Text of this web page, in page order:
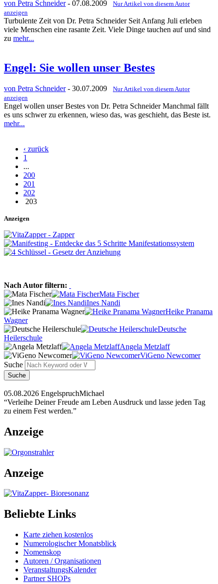
von Petra Schneider- 07.08.2009 Nur Artikel von diesem Autor
anzeigen
Turbulente Zeit von Dr. Petra Schneider Seit Anfang Juli erleben
viele Menschen eine rasante Zeit. Viele Dinge tauchen auf und sind
zu mehr...
Engel: Sie wollen unser Bestes
von Petra Schneider- 30.07.2009 Nur Artikel von diesem Autor
anzeigen
Engel wollen unser Bestes von Dr. Petra Schneider Manchmal fällt
es uns schwer zu erkennen, wieso das, was geschieht, das Beste ist.
mehr...
‹ zurück
1
...
200
201
202
203
Anzeigen
Nach Autor filtern:
Mata Fischer
Ines Nandi
Heike Pranama
Wagner
Deutsche
Heilerschule
Angela Metzlaff
ViGeno Newcomer
Suche
05.08.2026 EngelspruchMichael
“Verleihe Deiner Freude am Leben Ausdruck und lasse jeden Tag
zu einem Fest werden.”
Anzeige
Anzeige
Beliebte Links
Karte ziehen kostenlos
Numerologischer Monatsblick
Nomenskop
Autoren / Organisationen
VeranstaltungsKalender
Partner SHOPs